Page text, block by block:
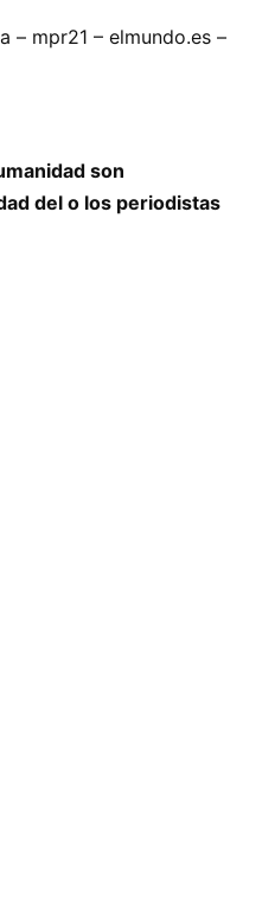
– mpr21 – elmundo.es –
son
del o los periodistas